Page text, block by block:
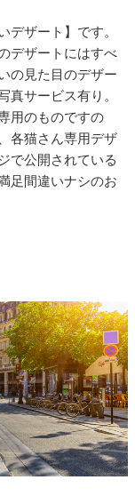
デザート】です。
デザートにはすべ
の見た目のデザー
真サービス有り。
用のものですの
各猫さん専用デザ
で公開されている
足間違いナシのお